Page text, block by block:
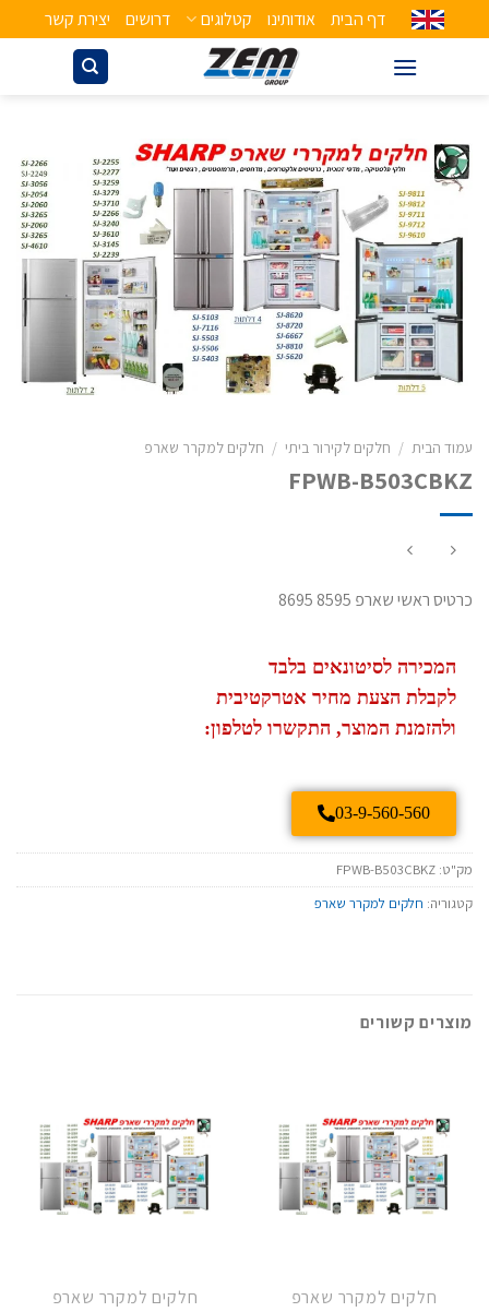
דף הבית אודותינו קטלוגים דרושים יצירת קשר
עמוד הבית / חלקים לקירור ביתי / חלקים למקרר שארפ
FPWB-B503CBKZ
כרטיס ראשי שארפ 8595 8695
המכירה לסיטונאים בלבד
לקבלת הצעת מחיר אטרקטיבית
ולהזמנת המוצר, התקשרו לטלפון:
03-9-560-560
מק"ט: FPWB-B503CBKZ
קטגוריה: חלקים למקרר שארפ
מוצרים קשורים
חלקים למקרר שארפ חלקים למקרר שארפ